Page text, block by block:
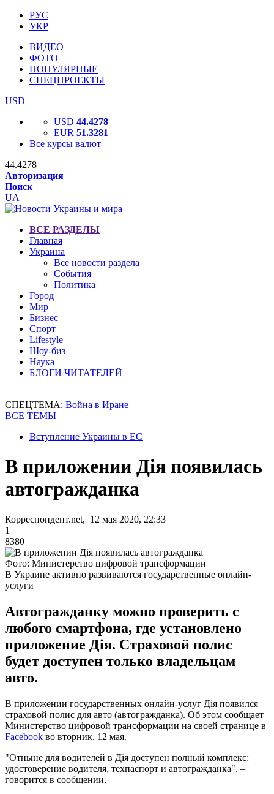
РУС
УКР
ВИДЕО
ФОТО
ПОПУЛЯРНЫЕ
СПЕЦПРОЕКТЫ
USD
USD 44.4278
EUR 51.3281
Все курсы валют
44.4278
Авторизация
Поиск
UA
ВСЕ РАЗДЕЛЫ
Главная
Украина
Все новости раздела
События
Политика
Город
Мир
Бизнес
Спорт
Lifestyle
Шоу-биз
Наука
БЛОГИ ЧИТАТЕЛЕЙ
СПЕЦТЕМА: Война в Иране
ВСЕ ТЕМЫ
Вступление Украины в ЕС
В приложении Дія появилась
автогражданка
Корреспондент.net, 12 мая 2020, 22:33
1
8380
Фото: Министерство цифровой трансформации
В Украине активно развиваются государственные онлайн-
услуги
Автогражданку можно проверить с
любого смартфона, где установлено
приложение Дія. Страховой полис
будет доступен только владельцам
авто.
В приложении государственных онлайн-услуг Дія появился
страховой полис для авто (автогражданка). Об этом сообщает
Министерство цифровой трансформации на своей странице в
Facebook во вторник, 12 мая.
"Отныне для водителей в Дія доступен полный комплекс:
удостоверение водителя, техпаспорт и автогражданка", –
говорится в сообщении.